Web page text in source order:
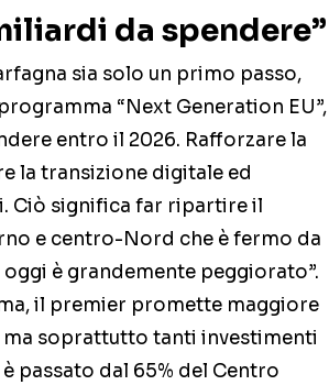
da spendere”
sia solo un primo passo,
“Next Generation EU”,
entro il 2026. Rafforzare la
la transizione digitale ed
Ciò significa far ripartire il
e centro-Nord che è fermo da
è grandemente peggiorato”.
il premier promette maggiore
soprattutto tanti investimenti
passato dal 65% del Centro